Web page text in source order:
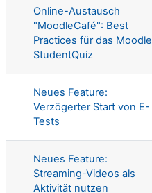
Online-Austausch
"MoodleCafé": Best
Practices für das Moodle
StudentQuiz
Neues Feature:
Verzögerter Start von E-
Tests
Neues Feature:
Streaming-Videos als
Aktivität nutzen